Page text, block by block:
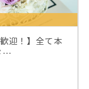
迎！】全て本
…